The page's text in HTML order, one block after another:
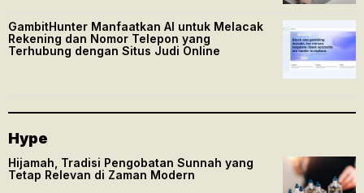
GambitHunter Manfaatkan AI untuk Melacak
Rekening dan Nomor Telepon yang
Terhubung dengan Situs Judi Online
Hype
Hijamah, Tradisi Pengobatan Sunnah yang
Tetap Relevan di Zaman Modern